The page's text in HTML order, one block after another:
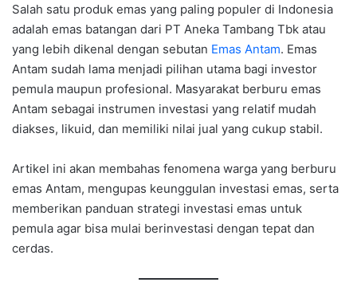
Salah satu produk emas yang paling populer di Indonesia
adalah emas batangan dari PT Aneka Tambang Tbk atau
yang lebih dikenal dengan sebutan Emas Antam. Emas
Antam sudah lama menjadi pilihan utama bagi investor
pemula maupun profesional. Masyarakat berburu emas
Antam sebagai instrumen investasi yang relatif mudah
diakses, likuid, dan memiliki nilai jual yang cukup stabil.
Artikel ini akan membahas fenomena warga yang berburu
emas Antam, mengupas keunggulan investasi emas, serta
memberikan panduan strategi investasi emas untuk
pemula agar bisa mulai berinvestasi dengan tepat dan
cerdas.